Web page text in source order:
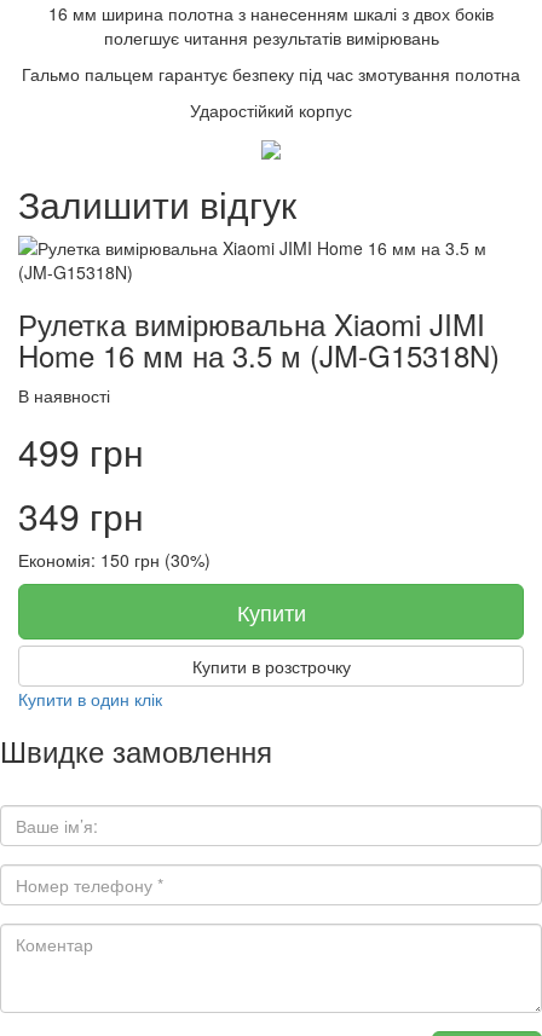
16 мм ширина полотна з нанесенням шкалі з двох боків
полегшує читання результатів вимірювань
Гальмо пальцем гарантує безпеку під час змотування полотна
Ударостійкий корпус
Залишити відгук
Рулетка вимірювальна Xiaomi JIMI
Home 16 мм на 3.5 м (JM-G15318N)
В наявності
499 грн
349 грн
Економія: 150 грн (30%)
Купити
Купити в розстрочку
Купити в один клік
Швидке замовлення